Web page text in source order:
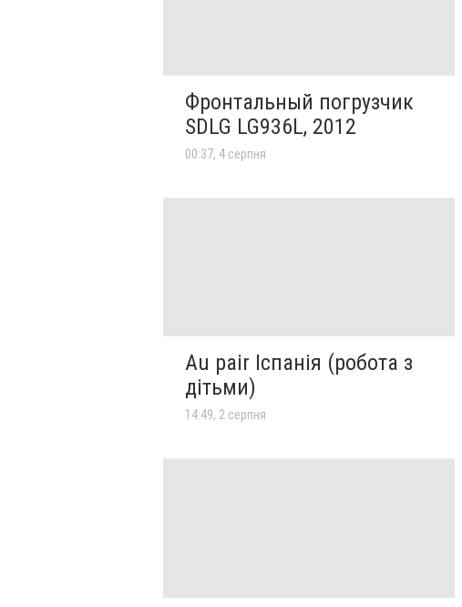
Фронтальный погрузчик
SDLG LG936L, 2012
00:37, 4 серпня
Au pair Іспанія (робота з
дітьми)
14:49, 2 серпня